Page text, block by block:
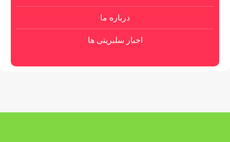
درباره ما
اخبار سلبریتی ها